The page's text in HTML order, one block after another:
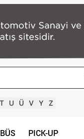
T U Ü V Y Z
PICK-UP